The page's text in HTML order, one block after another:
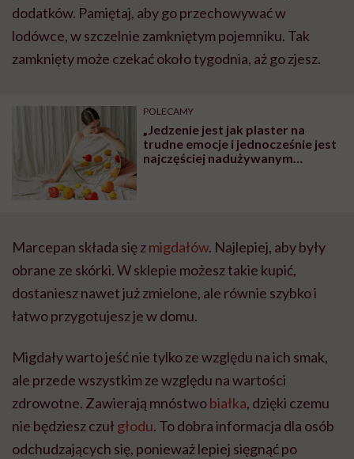
dodatków. Pamiętaj, aby go przechowywać w
lodówce, w szczelnie zamkniętym pojemniku. Tak
zamknięty może czekać około tygodnia, aż go zjesz.
POLECAMY
„Jedzenie jest jak plaster na
trudne emocje i jednocześnie jest
najczęściej nadużywanym
Marcepan składa się zmigdałów. Najlepiej, aby były
obrane ze skórki. W sklepie możesz takie kupić,
dostaniesz nawet już zmielone, ale równie szybko i
łatwo przygotujesz je w domu.
Migdały warto jeść nie tylko ze względu na ich smak,
ale przede wszystkim ze względu na wartości
zdrowotne. Zawierają mnóstwobiałka, dzięki czemu
nie będziesz czuł głodu. To dobra informacja dla osób
odchudzających się, ponieważ lepiej sięgnąć po